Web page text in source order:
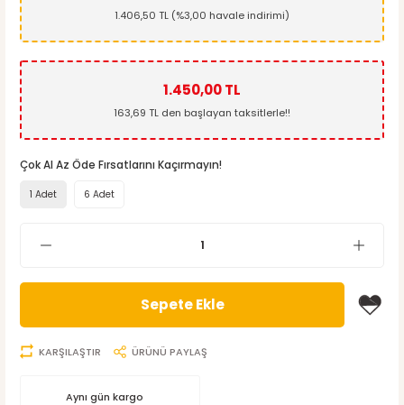
1.406,50 TL (%3,00 havale indirimi)
1.450,00 TL
163,69 TL den başlayan taksitlerle!!
Çok Al Az Öde Fırsatlarını Kaçırmayın!
1 Adet 6 Adet
Sepete Ekle
KARŞILAŞTIR ÜRÜNÜ PAYLAŞ
Aynı gün kargo